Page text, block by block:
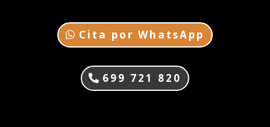
Cita por WhatsApp
699 721 820